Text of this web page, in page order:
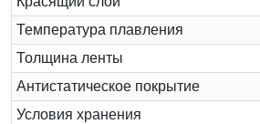
Температура плавления
Толщина ленты
Антистатическое покрытие
Условия хранения